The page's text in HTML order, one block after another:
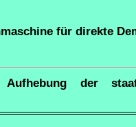
für direkte
der